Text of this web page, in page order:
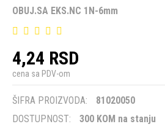
OBUJ.SA EKS.NC 1N-6mm
4,24 RSD
cena sa PDV-om
ŠIFRA PROIZVODA:
81020050
DOSTUPNOST:
300 KOM na stanju